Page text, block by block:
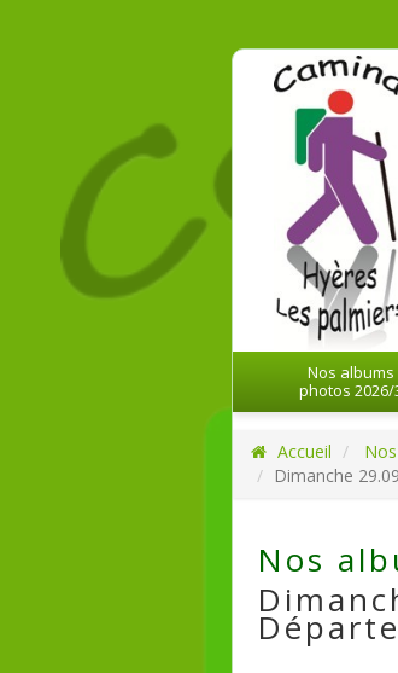
Nos albums
photos 2026/
Accueil
Dimanche
Nos